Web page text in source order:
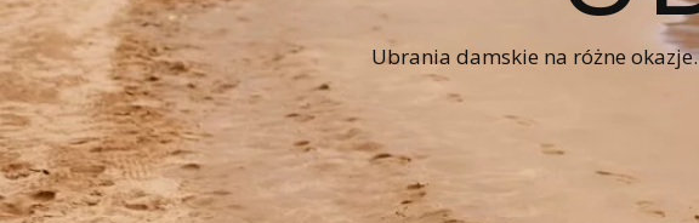
Ubrania damskie na różne